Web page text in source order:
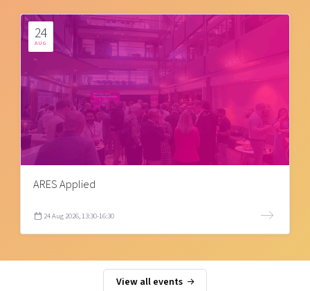
24
AUG
ARES Applied
24 Aug 2026, 13:30-16:30
View all events